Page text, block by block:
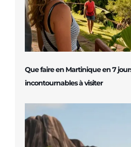
Que faire en Martinique en 7
incontournables à visiter